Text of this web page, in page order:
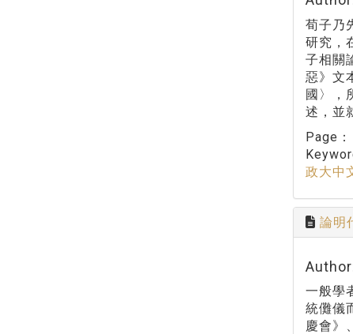
荀子乃
研究，
子相關
惡》文
國〉，
述，並
Page：
政大中
論明
一般學
統儺儀
慶會》